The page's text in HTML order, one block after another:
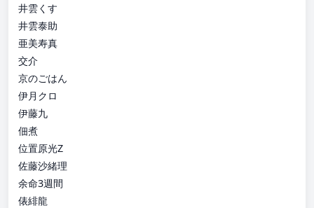
井雲くす
井雲泰助
亜美寿真
交介
京のごはん
伊月クロ
伊藤九
佃煮
位置原光Z
佐藤沙緒理
余命3週間
俵緋龍